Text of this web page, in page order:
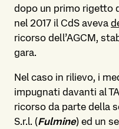
dopo un primo rigetto
nel 2017 il CdS aveva
ricorso dell’AGCM,
gara.
Nel caso in rilievo, i
impugnati davanti al
ricorso da parte della
S.r.l. (Fulmine) ed un